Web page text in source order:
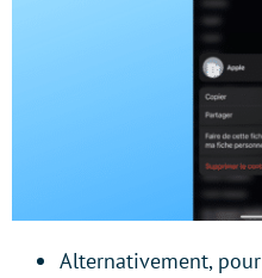
Alternativement, pour